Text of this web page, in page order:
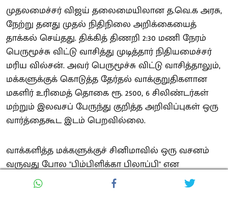
முதலமைச்சர் விஜய் தலைமையிலான த.வெ.க அரசு,
நேற்று தனது முதல் நிதிநிலை அறிக்கையைத்
தாக்கல் செய்தது. திக்கித் திணறி 2:30 மணி நேரம்
பெருமூச்சு விட்டு வாசித்து முடித்தார் நிதியமைச்சர்
மரிய வில்சன். அவர் பெருமூச்சு விட்டு வாசித்தாலும்,
மக்களுக்குக் கொடுத்த தேர்தல் வாக்குறுதிகளான
மகளிர் உரிமைத் தொகை ரூ. 2500, 6 சிலிண்டர்கள்
மற்றும் இலவசப் பேருந்து குறித்த அறிவிப்புகள் ஒரு
வார்த்தைகூட இடம் பெறவில்லை.
வாக்களித்த மக்களுக்குச் சினிமாவில் ஒரு வசனம்
வருவது போல "பிம்பிளிக்கா பிலாப்பி" என
ஏமாற்றியுள்ளது த.வெ.க அரசு. அதோடு, கடந்த
தி.மு.க ஆட்சியில் மக்களுக்காகச் செயல்படுத்தப்பட்ட